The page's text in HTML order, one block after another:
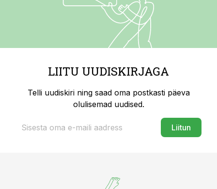
LIITU UUDISKIRJAGA
Telli uudiskiri ning saad oma postkasti päeva
olulisemad uudised.
Liitun